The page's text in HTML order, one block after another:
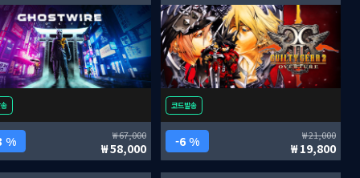
% 67,000
58,000
코드발송
6 % 21,000
19,800